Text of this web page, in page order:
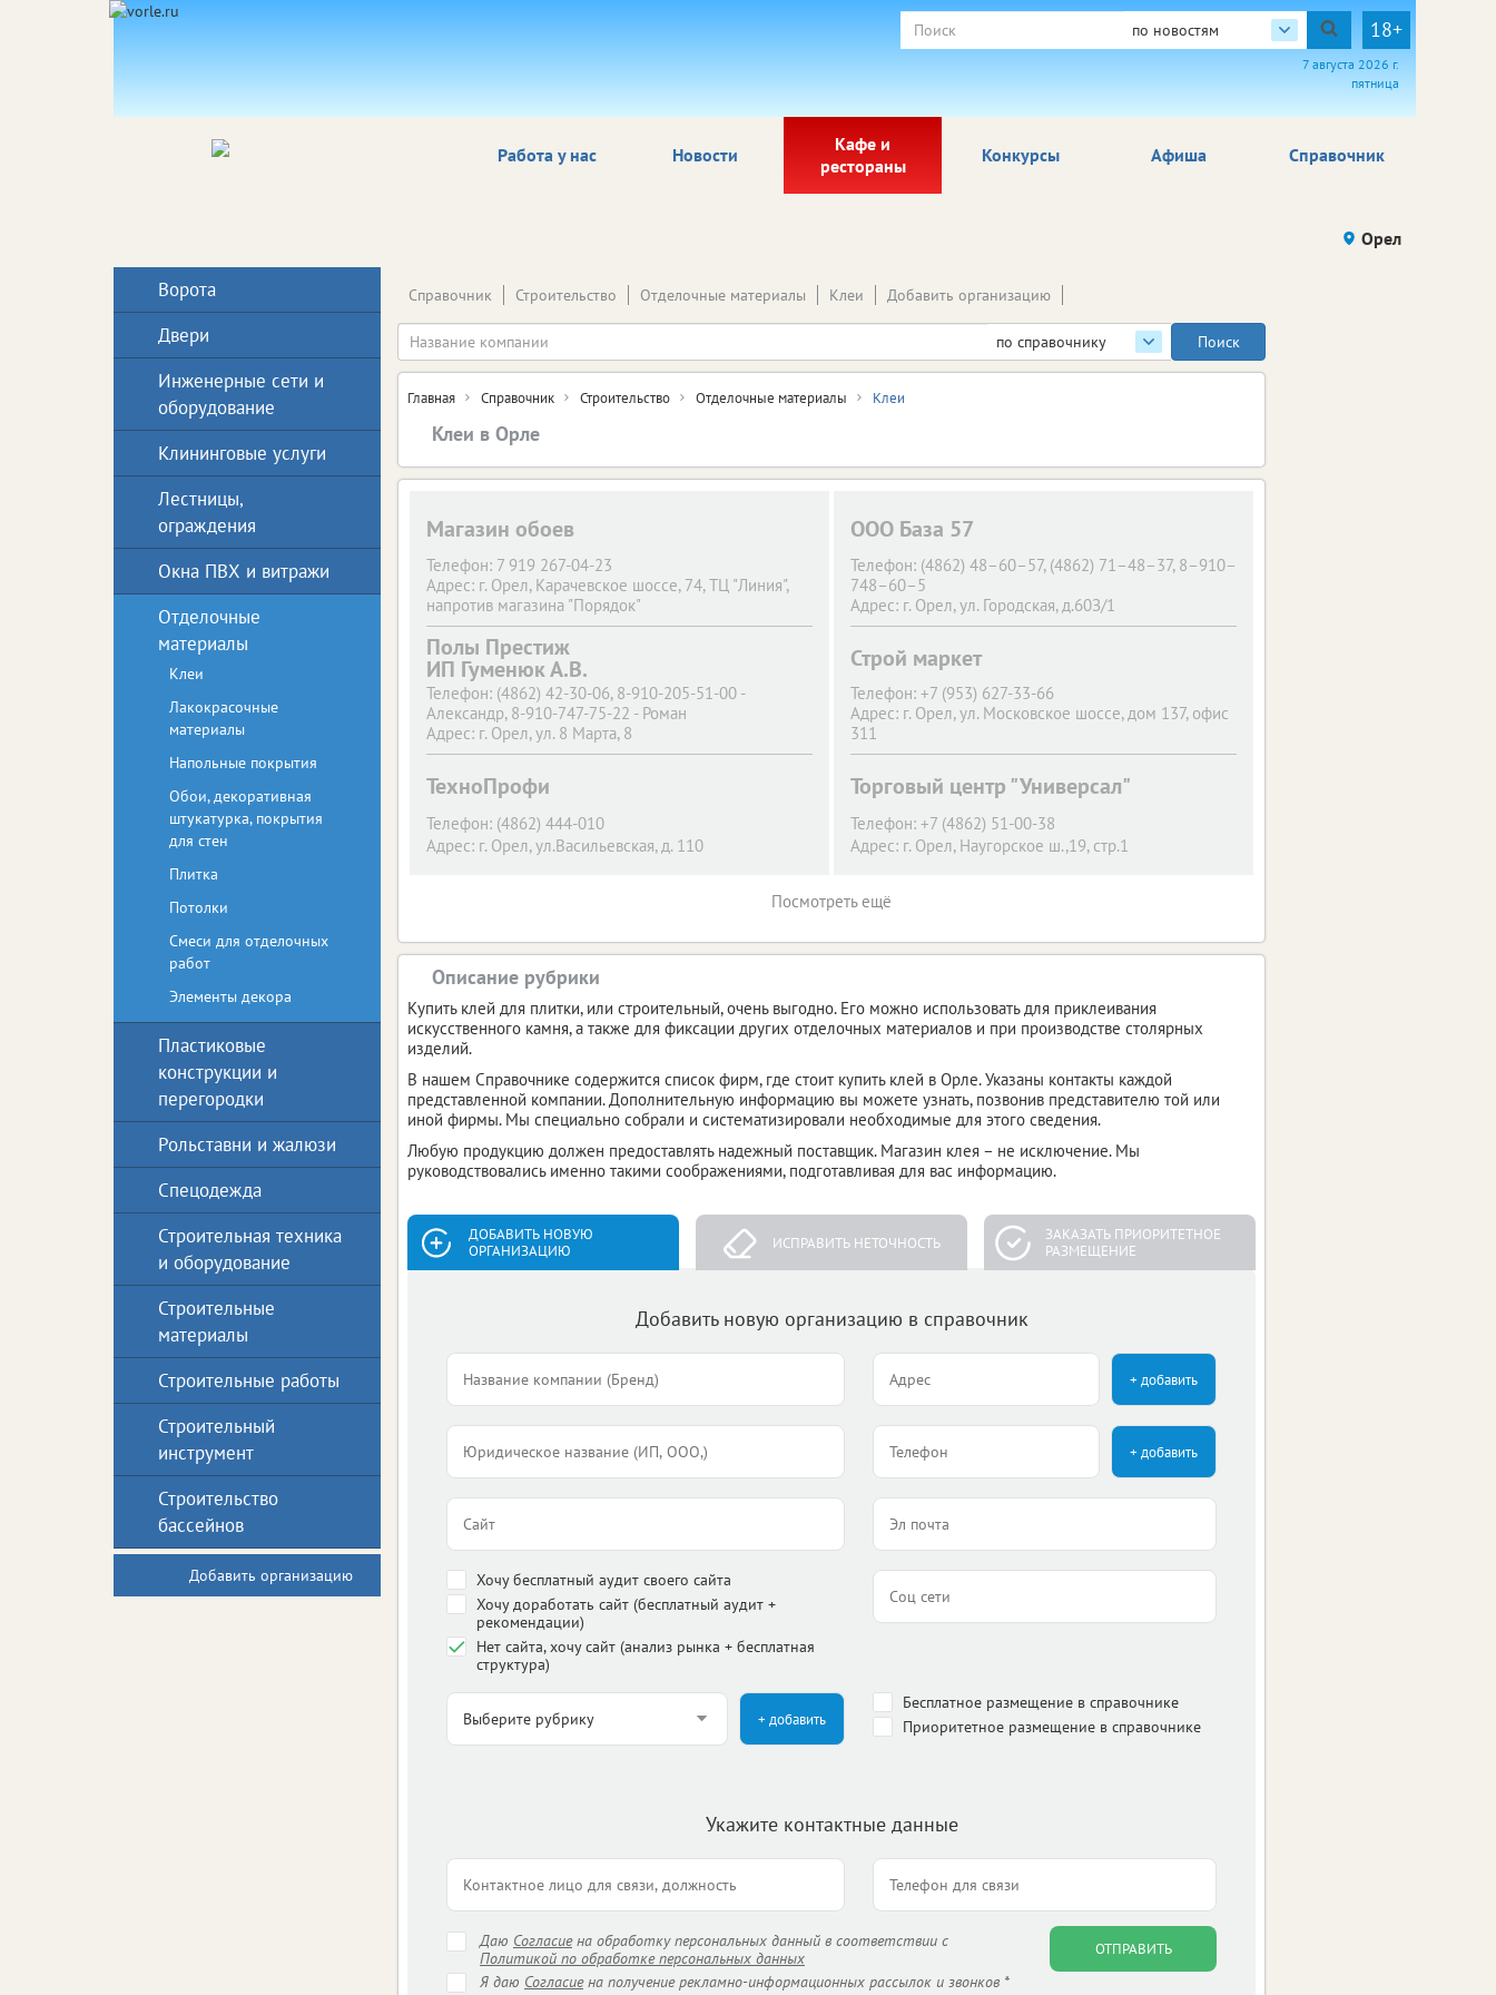
по новостям 18+
7 августа 2026 г.
пятница
Работа у нас Новости
Кафе и
рестораны
Афиша Справочник
Конкурсы
Орел
по справочнику
Справочник Строительство Отделочные материалы Клеи Добавить организацию
Главная Справочник Строительство Отделочные материалы Клеи
Клеи в Орле
Магазин обоев
Телефон: 7 919 267-04-23
Адрес: г. Орел, Карачевское шоссе, 74, ТЦ "Линия",
напротив магазина "Порядок"
ООО База 57
Телефон: (4862) 48–60–57, (4862) 71–48–37, 8–910–
748–60–5
Адрес: г. Орел, ул. Городская, д.60З/1
Полы Престиж
ИП Гуменюк А.В.
Телефон: (4862) 42-30-06, 8-910-205-51-00 -
Александр, 8-910-747-75-22 - Роман
Адрес: г. Орел, ул. 8 Марта, 8
Строй маркет
Телефон: +7 (953) 627-33-66
Адрес: г. Орел, ул. Московское шоссе, дом 137, офис
311
ТехноПрофи
Телефон: (4862) 444-010
Адрес: г. Орел, ул.Васильевская, д. 110
Торговый центр "Универсал"
Телефон: +7 (4862) 51-00-38
Адрес: г. Орел, Наугорское ш.,19, стр.1
Посмотреть ещё
Описание рубрики
Купить клей для плитки, или строительный, очень выгодно. Его можно использовать для приклеивания
искусственного камня, а также для фиксации других отделочных материалов и при производстве столярных
изделий.
В нашем Справочнике содержится список фирм, где стоит купить клей в Орле. Указаны контакты каждой
представленной компании. Дополнительную информацию вы можете узнать, позвонив представителю той или
иной фирмы. Мы специально собрали и систематизировали необходимые для этого сведения.
Любую продукцию должен предоставлять надежный поставщик. Магазин клея – не исключение. Мы
руководствовались именно такими соображениями, подготавливая для вас информацию.
ДОБАВИТЬ НОВУЮ
ОРГАНИЗАЦИЮ
ИСПРАВИТЬ НЕТОЧНОСТЬ
ЗАКАЗАТЬ ПРИОРИТЕТНОЕ
РАЗМЕЩЕНИЕ
Добавить новую организацию в справочник
+ добавить
+ добавить
Хочу бесплатный аудит своего сайта
Хочу доработать сайт (бесплатный аудит +
рекомендации)
Нет сайта, хочу сайт (анализ рынка + бесплатная
структура)
+ добавить
Бесплатное размещение в справочнике
Приоритетное размещение в справочнике
Укажите контактные данные
Даю Согласиена обработку персональных данный в соответствии с
Политикой по обработке персональных данных
ОТПРАВИТЬ
Я даю Согласиена получение рекламно-информационных рассылок и звонков *
Ворота
Двери
Инженерные сети и
оборудование
Клининговые услуги
Лестницы,
ограждения
Окна ПВХ и витражи
Отделочные
материалы
Клеи
Лакокрасочные
материалы
Напольные покрытия
Обои, декоративная
штукатурка, покрытия
для стен
Плитка
Потолки
Смеси для отделочных
работ
Элементы декора
Пластиковые
конструкции и
перегородки
Рольставни и жалюзи
Спецодежда
Строительная техника
и оборудование
Строительные
материалы
Строительные работы
Строительный
инструмент
Строительство
бассейнов
Добавить организацию